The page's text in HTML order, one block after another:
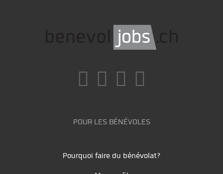
POUR LES BÉNÉVOLES
Pourquoi faire du bénévolat?